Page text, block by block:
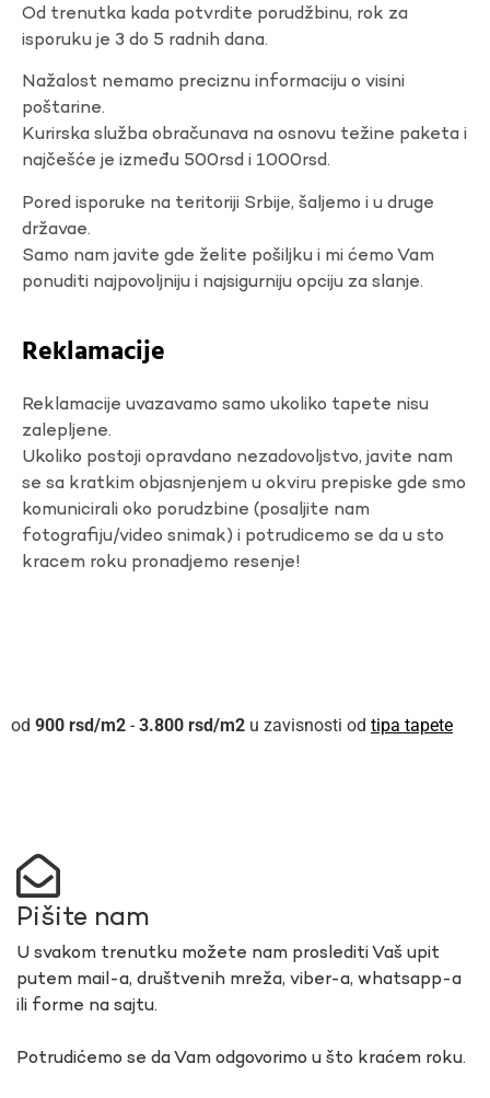
Od trenutka kada potvrdite porudžbinu, rok za
isporuku je 3 do 5 radnih dana.
Nažalost nemamo preciznu informaciju o visini
poštarine.
Kurirska služba obračunava na osnovu težine paketa i
najčešće je između 500rsd i 1000rsd.
Pored isporuke na teritoriji Srbije, šaljemo i u druge
državae.
Samo nam javite gde želite pošiljku i mi ćemo Vam
ponuditi najpovoljniju i najsigurniju opciju za slanje.
Reklamacije
Reklamacije uvazavamo samo ukoliko tapete nisu
zalepljene.
Ukoliko postoji opravdano nezadovoljstvo, javite nam
se sa kratkim objasnjenjem u okviru prepiske gde smo
komunicirali oko porudzbine (posaljite nam
fotografiju/video snimak) i potrudicemo se da u sto
kracem roku pronadjemo resenje!
900 rsd - 3.800 rsd u zavisnosti od tipa tapete
Pišite nam
U svakom trenutku možete nam proslediti Vaš upit
putem mail-a, društvenih mreža, viber-a, whatsapp-a
ili forme na sajtu.
Potrudićemo se da Vam odgovorimo u što kraćem roku.